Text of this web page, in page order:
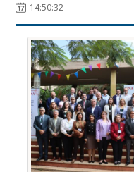
14:50:32